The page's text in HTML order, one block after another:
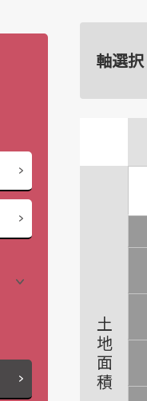
軸選択
土地面積